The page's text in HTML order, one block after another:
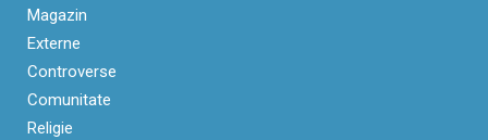
Magazin
Externe
Controverse
Comunitate
Religie